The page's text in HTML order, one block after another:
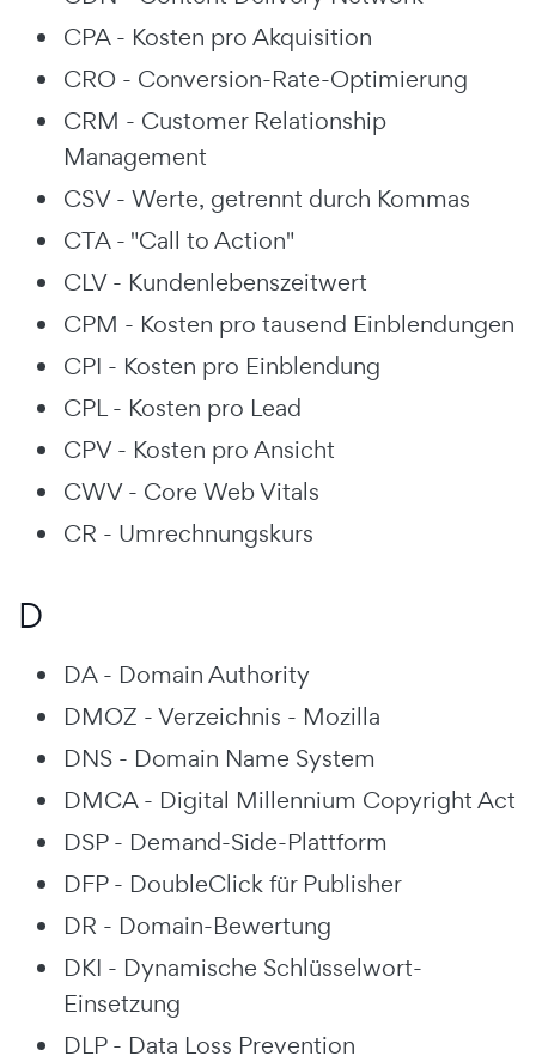
CPA - Kosten pro Akquisition
CRO - Conversion-Rate-Optimierung
CRM - Customer Relationship
Management
CSV - Werte, getrennt durch Kommas
CTA - "Call to Action"
CLV - Kundenlebenszeitwert
CPM - Kosten pro tausend Einblendungen
CPI - Kosten pro Einblendung
CPL - Kosten pro Lead
CPV - Kosten pro Ansicht
CWV - Core Web Vitals
CR - Umrechnungskurs
D
DA - Domain Authority
DMOZ - Verzeichnis - Mozilla
DNS - Domain Name System
DMCA - Digital Millennium Copyright Act
DSP - Demand-Side-Plattform
DFP - DoubleClick für Publisher
DR - Domain-Bewertung
DKI - Dynamische Schlüsselwort-
Einsetzung
DLP - Data Loss Prevention